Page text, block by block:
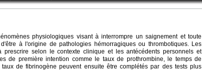
physiologiques visant à interrompre un saignement et toute
à l'origine de pathologies hémorragiques ou thrombotiques. Les
prescrire selon le contexte clinique et les antécédents personnels et
de première intention comme le taux de prothrombine, le temps de
de fibrinogène peuvent ensuite être complétés par des tests plus